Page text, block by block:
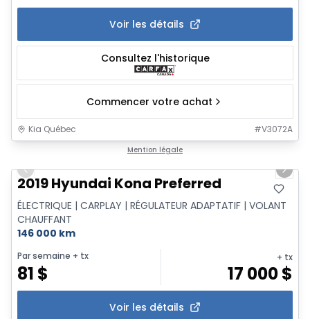
Voir les détails
Consultez l'historique
Commencer votre achat
Kia Québec #V3072A
Mention légale
Previous slide
Next
2019 Hyundai Kona Preferred
ÉLECTRIQUE | CARPLAY | RÉGULATEUR ADAPTATIF | VOLANT
CHAUFFANT
146 000 km
Par semaine + tx
81 $
+ tx
17 000$
Voir les détails